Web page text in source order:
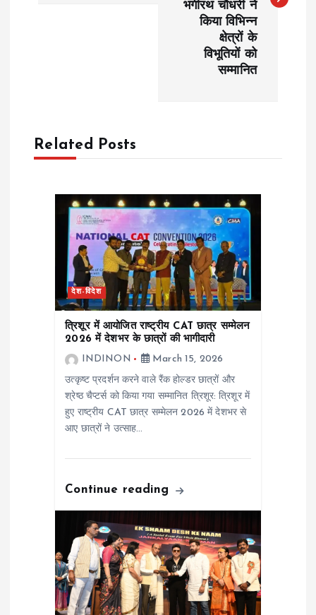
भगीरथ चौधरी ने
किया विभिन्न
क्षेत्रों के
विभूतियों को
सम्मानित
Related Posts
देश-विदेश
त्रिशूर में आयोजित राष्ट्रीय CAT छात्र सम्मेलन
2026 में देशभर के छात्रों की भागीदारी
INDINON
March 15, 2026
उत्कृष्ट प्रदर्शन करने वाले रैंक होल्डर छात्रों और
श्रेष्ठ चैप्टर्स को किया गया सम्मानित त्रिशूर: त्रिशूर में
हुए राष्ट्रीय CAT छात्र सम्मेलन 2026 में देशभर से
आए छात्रों ने उत्साह…
Continue reading